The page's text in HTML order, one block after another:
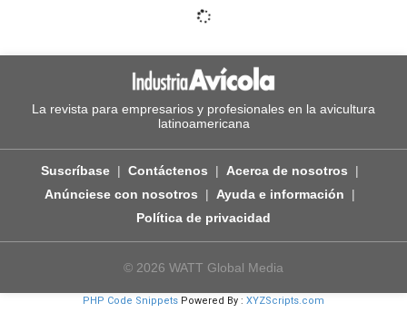
La revista para empresarios y profesionales en la avicultura
latinoamericana
Suscríbase Contáctenos
Acerca de nosotros
Anúnciese con nosotros
Ayuda e información
Política de privacidad
© 2026 WATT Global Media
PHP Code Snippets Powered By : XYZScripts.com